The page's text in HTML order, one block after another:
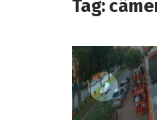
Tag: